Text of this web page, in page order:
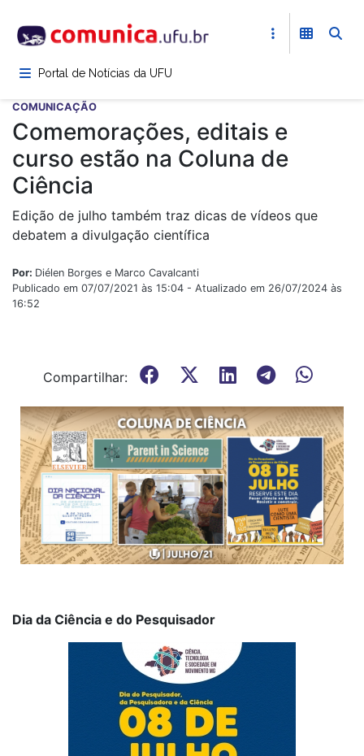
para
conteúdoPortal de Notícias da UFU
COMUNICAÇÃO
Comemorações, editais e
curso estão na Coluna de
Ciência
Edição de julho também traz dicas de vídeos que
debatem a divulgação científica
Por: Diélen Borges e Marco Cavalcanti
Publicado em 07/07/2021 às 15:04 - Atualizado em 26/07/2024 às
16:52
Compartilhar:
Dia da Ciência e do Pesquisador